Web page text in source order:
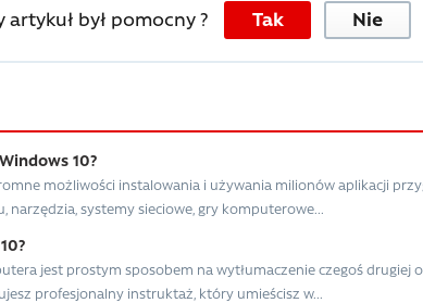
artykuł był pomocny ? Tak Nie
10?
możliwości instalowania i używania milionów aplikacji
systemy sieciowe, gry komputerowe...
jest prostym sposobem na wytłumaczenie czegoś drugiej
profesjonalny instruktaż, który umieścisz w...